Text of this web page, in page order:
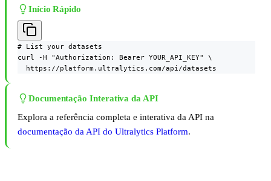
Início Rápido
# List your datasets
curl -H "Authorization: Bearer YOUR_API_KEY" \
  https://platform.ultralytics.com/api/datasets
Documentação Interativa da API
Explora a referência completa e interativa da API na
documentação da API do Ultralytics Platform.